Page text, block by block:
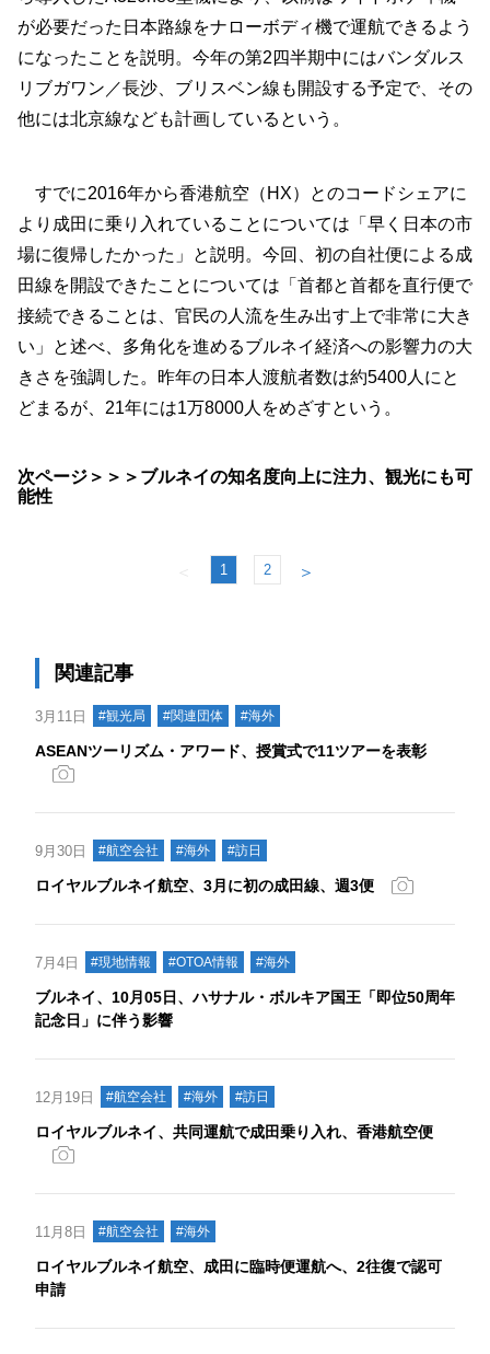
が必要だった日本路線をナローボディ機で運航できるよう
になったことを説明。今年の第2四半期中にはバンダルス
リブガワン／長沙、ブリスベン線も開設する予定で、その
他には北京線なども計画しているという。
すでに2016年から香港航空（HX）とのコードシェアに
より成田に乗り入れていることについては「早く日本の市
場に復帰したかった」と説明。今回、初の自社便による成
田線を開設できたことについては「首都と首都を直行便で
接続できることは、官民の人流を生み出す上で非常に大き
い」と述べ、多角化を進めるブルネイ経済への影響力の大
きさを強調した。昨年の日本人渡航者数は約5400人にと
どまるが、21年には1万8000人をめざすという。
次ページ＞＞＞ブルネイの知名度向上に注力、観光にも可
能性
＜ 1 2 ＞
関連記事
3月11日 #観光局 #関連団体 #海外
ASEANツーリズム・アワード、授賞式で11ツアーを表彰
9月30日 #航空会社 #海外 #訪日
ロイヤルブルネイ航空、3月に初の成田線、週3便
7月4日 #現地情報 #OTOA情報 #海外
ブルネイ、10月05日、ハサナル・ボルキア国王「即位50周年
記念日」に伴う影響
12月19日 #航空会社 #海外 #訪日
ロイヤルブルネイ、共同運航で成田乗り入れ、香港航空便
11月8日 #航空会社 #海外
ロイヤルブルネイ航空、成田に臨時便運航へ、2往復で認可
申請